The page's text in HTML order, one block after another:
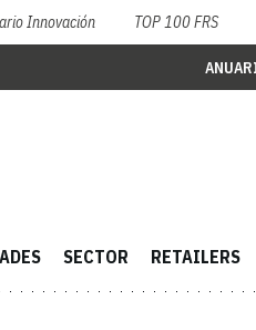
Innovación TOP 100 FRS
SECTOR RETAILERS